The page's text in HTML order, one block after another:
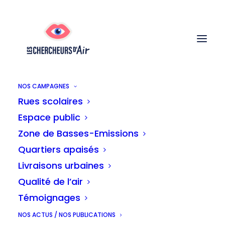
NOS CAMPAGNES
Rues scolaires
Espace public
Zone de Basses-Emissions
Quartiers apaisés
Livraisons urbaines
Qualité de l’air
Témoignages
NOS ACTUS / NOS PUBLICATIONS
Bruxelles, huitième ville
européennes où le
dioxyde d’azote est le
plus meurtrier